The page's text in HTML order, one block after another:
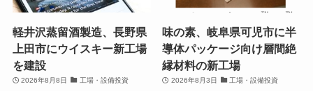
軽井沢蒸留酒製造、長野県
上田市にウイスキー新工場
を建設
2026年8月8日 工場・設備投資
味の素、岐阜県可児市に半
導体パッケージ向け層間絶
縁材料の新工場
2026年8月3日 工場・設備投資